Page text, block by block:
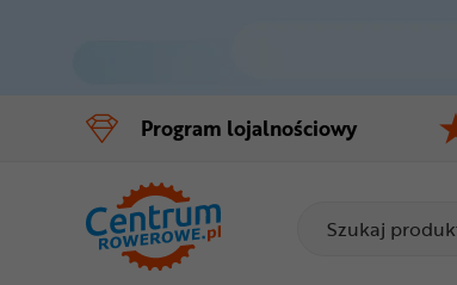
Menu główne
Informacje o produkcie
Do koszyka
Program lojalnościowy